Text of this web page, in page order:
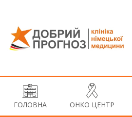
ГОЛОВНА ОНКО ЦЕНТР